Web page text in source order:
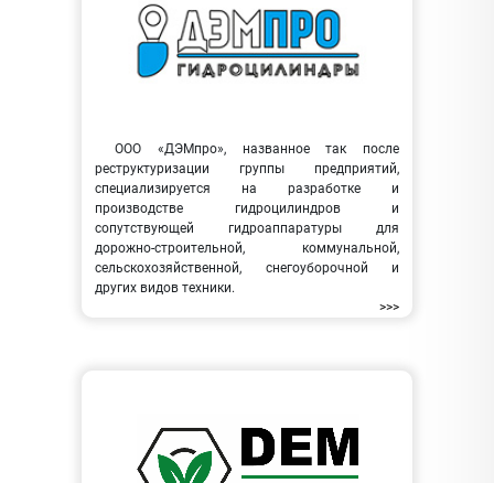
ООО «ДЭМпро», названное так после
реструктуризации группы предприятий,
специализируется на разработке и
производстве гидроцилиндров и
сопутствующей гидроаппаратуры для
дорожно-строительной, коммунальной,
сельскохозяйственной, снегоуборочной и
других видов техники.
>>>